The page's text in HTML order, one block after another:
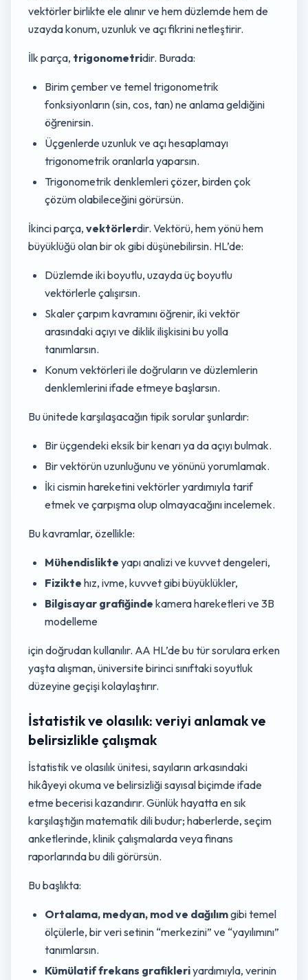
vektörler birlikte ele alınır ve hem düzlemde hem de
uzayda konum, uzunluk ve açı fikrini netleştirir.
İlk parça, trigonometridir. Burada:
Birim çember ve temel trigonometrik
fonksiyonların (sin, cos, tan) ne anlama geldiğini
öğrenirsin.
Üçgenlerde uzunluk ve açı hesaplamayı
trigonometrik oranlarla yaparsın.
Trigonometrik denklemleri çözer, birden çok
çözüm olabileceğini görürsün.
İkinci parça, vektörlerdir. Vektörü, hem yönü hem
büyüklüğü olan bir ok gibi düşünebilirsin. HL’de:
Düzlemde iki boyutlu, uzayda üç boyutlu
vektörlerle çalışırsın.
Skaler çarpım kavramını öğrenir, iki vektör
arasındaki açıyı ve diklik ilişkisini bu yolla
tanımlarsın.
Konum vektörleri ile doğruların ve düzlemlerin
denklemlerini ifade etmeye başlarsın.
Bu ünitede karşılaşacağın tipik sorular şunlardır:
Bir üçgendeki eksik bir kenarı ya da açıyı bulmak.
Bir vektörün uzunluğunu ve yönünü yorumlamak.
İki cismin hareketini vektörler yardımıyla tarif
etmek ve çarpışma olup olmayacağını incelemek.
Bu kavramlar, özellikle:
Mühendislikte yapı analizi ve kuvvet dengeleri,
Fizikte hız, ivme, kuvvet gibi büyüklükler,
Bilgisayar grafiğinde kamera hareketleri ve 3B
modelleme
için doğrudan kullanılır. AA HL’de bu tür sorulara erken
yaşta alışman, üniversite birinci sınıftaki soyutluk
düzeyine geçişi kolaylaştırır.
İstatistik ve olasılık: veriyi anlamak ve
belirsizlikle çalışmak
İstatistik ve olasılık ünitesi, sayıların arkasındaki
hikâyeyi okuma ve belirsizliği sayısal biçimde ifade
etme becerisi kazandırır. Günlük hayatta en sık
karşılaştığın matematik dili budur; haberlerde, seçim
anketlerinde, klinik çalışmalarda veya finans
raporlarında bu dili görürsün.
Bu başlıkta:
Ortalama, medyan, mod ve dağılımgibi temel
ölçülerle, bir veri setinin “merkezini” ve “yayılımını”
tanımlarsın.
Kümülatif frekans grafikleriyardımıyla, verinin